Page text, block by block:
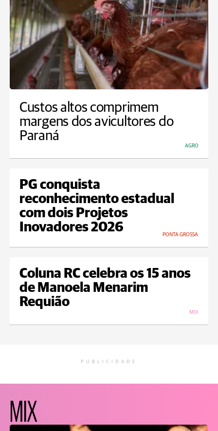
Custos altos comprimem
margens dos avicultores do
Paraná
AGRO
PG conquista
reconhecimento estadual
com dois Projetos
Inovadores 2026
PONTA GROSSA
Coluna RC celebra os 15 anos
de Manoela Menarim
Requião
MIX
PUBLICIDADE
MIX